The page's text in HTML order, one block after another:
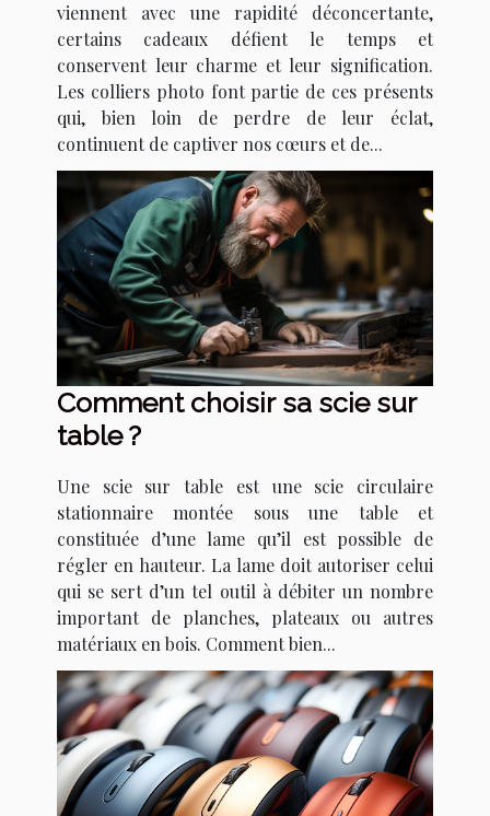
viennent avec une rapidité déconcertante,
certains cadeaux défient le temps et
conservent leur charme et leur signification.
Les colliers photo font partie de ces présents
qui, bien loin de perdre de leur éclat,
continuent de captiver nos cœurs et de...
Comment choisir sa scie sur
table ?
Une scie sur table est une scie circulaire
stationnaire montée sous une table et
constituée d’une lame qu’il est possible de
régler en hauteur. La lame doit autoriser celui
qui se sert d’un tel outil à débiter un nombre
important de planches, plateaux ou autres
matériaux en bois. Comment bien...